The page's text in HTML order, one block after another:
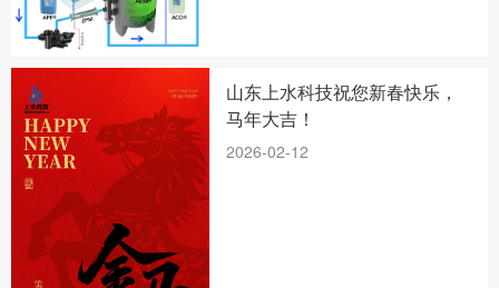
山东上水科技祝您新春快乐，
马年大吉！
2026-02-12